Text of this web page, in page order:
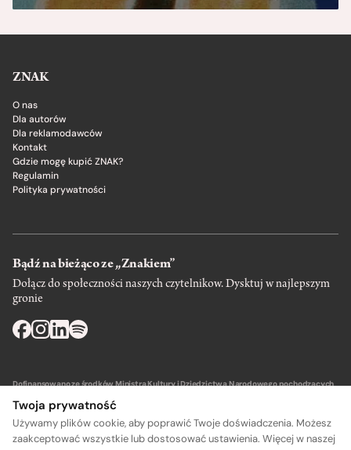
ZNAK
O nas
Dla autorów
Dla reklamodawców
Kontakt
Gdzie mogę kupić ZNAK?
Regulamin
Polityka prywatności
Bądź na bieżąco ze „Znakiem”
Dołącz do społeczności naszych czytelnikow. Dysktuj w najlepszym
gronie
Dofinansowano ze środków Ministra Kultury i Dziedzictwa Narodowego pochodzących
Twoja prywatność
Używamy plików cookie, aby poprawić Twoje doświadczenia. Możesz
zaakceptować wszystkie lub dostosować ustawienia. Więcej w naszej